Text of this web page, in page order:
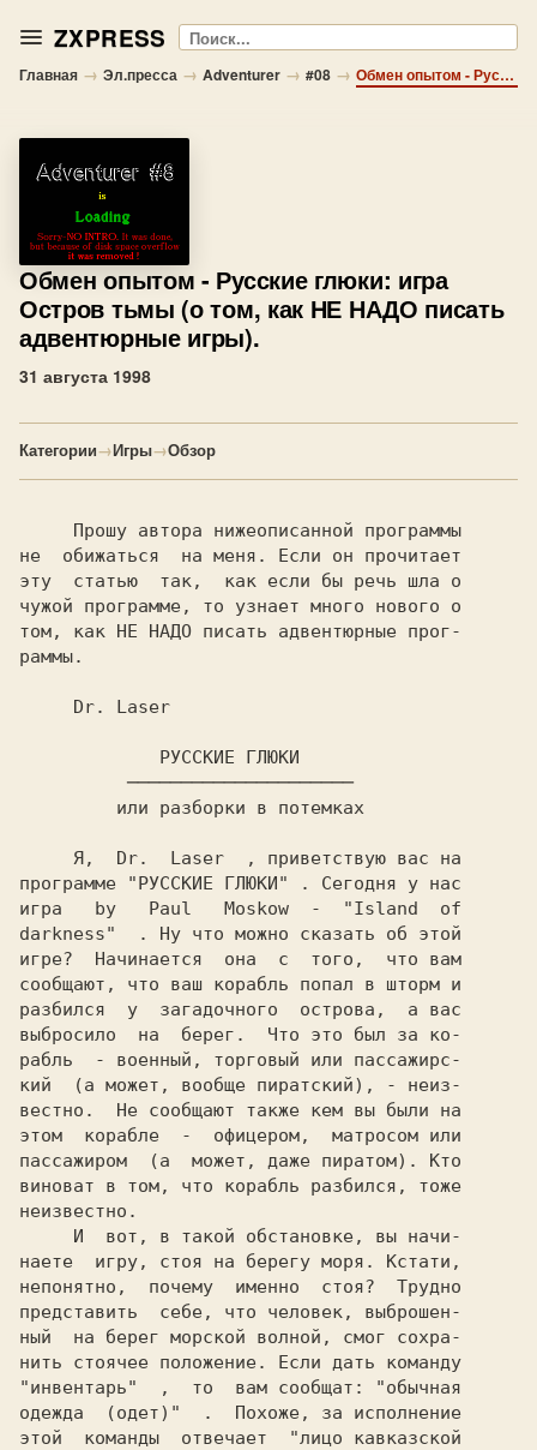
ZXPRESS Поиск
Главная → Эл.пресса → Adventurer → #08 → Обмен опытом - Русские глюки: игра Остров тьмы (о том, как НЕ НАДО писать адвентюрные игры).
Обмен опытом - Русские глюки: игра
Остров тьмы (о том, как НЕ НАДО писать
адвентюрные игры).
31 августа 1998
Категории→Игры→Обзор
не  обижаться  на меня. Если он прочитает
эту  статью  так,  как если бы речь шла о
чужой программе, то узнает много нового о
том, как НЕ НАДО писать адвентюрные прог-
раммы.
      ─────────────────────
     или разборки в потемках
     Я,
Dr.  Laser
, приветствую вас на
программе
"РУССКИЕ ГЛЮКИ"
. Сегодня у нас
игра   by Paul   Moskow -
"Island  of
darkness"
. Ну что можно сказать об этой
игре?  Начинается  она  с  того,  что вам
сообщают, что ваш корабль попал в шторм и
разбился  у  загадочного  острова,  а вас
выбросило  на  берег.  Что это был за ко-
рабль  - военный, торговый или пассажирс-
кий  (а может, вообще пиратский), - неиз-
вестно.  Не сообщают также кем вы были на
этом  корабле  -  офицером,  матросом или
пассажиром  (а  может, даже пиратом). Кто
виноват в том, что корабль разбился, тоже
неизвестно.
наете  игру, стоя на берегу моря. Кстати,
непонятно,  почему  именно  стоя?  Трудно
представить  себе, что человек, выброшен-
ный  на берег морской волной, смог сохра-
"инвентарь"
,  то  вам сообщат:
"обычная
одежда  (одет)"
.  Похоже, за исполнение
этой  команды  отвечает  "лицо кавказской